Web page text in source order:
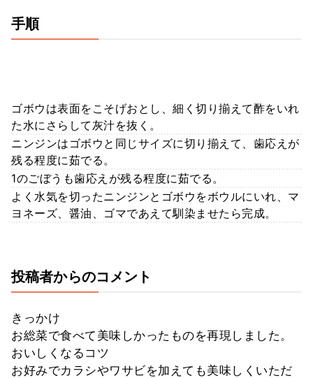
手順
ゴボウは表面をこそげおとし、細く切り揃えて酢をいれ
た水にさらして灰汁を抜く。
ニンジンはゴボウと同じサイズに切り揃えて、歯応えが
残る程度に茹でる。
1のごぼうも歯応えが残る程度に茹でる。
よく水気を切ったニンジンとゴボウをボウルにいれ、マ
ヨネーズ、醤油、ゴマであえて馴染ませたら完成。
投稿者からのコメント
きっかけ
お総菜で食べて美味しかったものを再現しました。
おいしくなるコツ
お好みでカラシやワサビを加えても美味しくいただ